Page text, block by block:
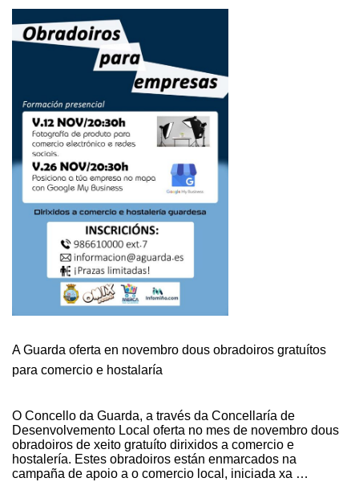
A Guarda oferta en novembro dous obradoiros gratuítos
para comercio e hostalaría
O Concello da Guarda, a través da Concellaría de
Desenvolvemento Local oferta no mes de novembro dous
obradoiros de xeito gratuíto dirixidos a comercio e
hostalería. Estes obradoiros están enmarcados na
campaña de apoio a o comercio local, iniciada xa …